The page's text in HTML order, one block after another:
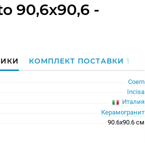
90,6x90,6 -
КОМПЛЕКТ ПОСТАВКИ1
Coem
Incisa
Италия
Керамогранит
90.6x90.6 см